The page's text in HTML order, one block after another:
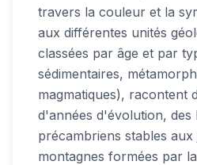
travers la couleur et la
aux différentes unités
classées par âge et par
sédimentaires,
magmatiques), racontent
d'années d'évolution, des
précambriens stables aux
montagnes formées par